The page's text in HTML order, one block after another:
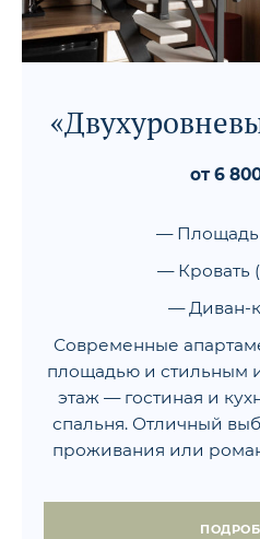
от 6
— Площадь
— Кровать
— Диван-
Современные
площадью и стильным
этаж — гостиная и
спальня. Отличный
проживания или